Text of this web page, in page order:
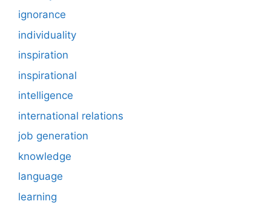
ignorance
individuality
inspiration
inspirational
intelligence
international relations
job generation
knowledge
language
learning